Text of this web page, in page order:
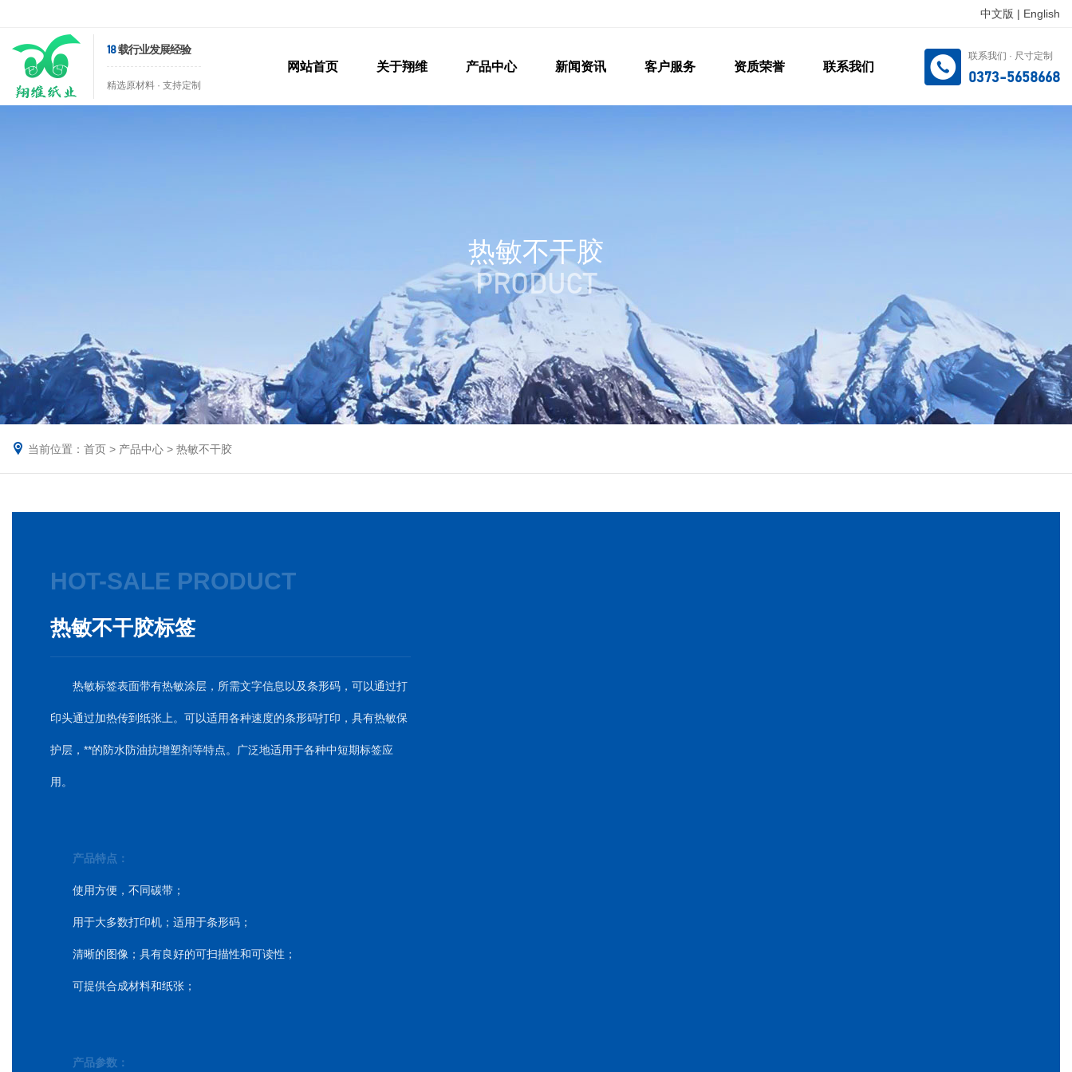
中文版 | English
18载行业发展经验
精选原材料 · 支持定制
网站首页 关于翔维 产品中心 新闻资讯 客户服务 资质荣誉 联系我们
联系我们 · 尺寸定制
0373-5658668
热敏不干胶
PRODUCT
当前位置： 首页 > 产品中心 > 热敏不干胶
HOT-SALE PRODUCT
热敏不干胶标签
热敏标签表面带有热敏涂层，所需文字信息以及条形码，可以通过打
印头通过加热传到纸张上。可以适用各种速度的条形码打印，具有热敏保
护层，**的防水防油抗增塑剂等特点。广泛地适用于各种中短期标签应
用。
产品特点：
使用方便，不同碳带；
用于大多数打印机；适用于条形码；
清晰的图像；具有良好的可扫描性和可读性；
可提供合成材料和纸张；
产品参数：